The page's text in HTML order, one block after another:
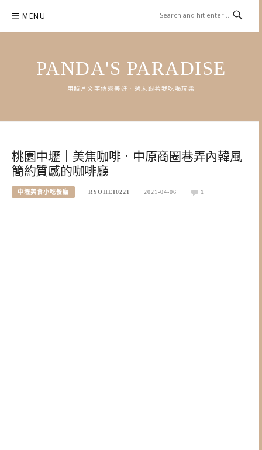
content
MENU
PANDA'S PARADISE
用照片文字傳遞美好．週末跟著我吃喝玩樂
桃園中壢｜美焦咖啡．中原商圈巷弄內韓風
簡約質感的咖啡廳
中壢美食小吃餐廳 RYOHEI0221 2021-04-06 1